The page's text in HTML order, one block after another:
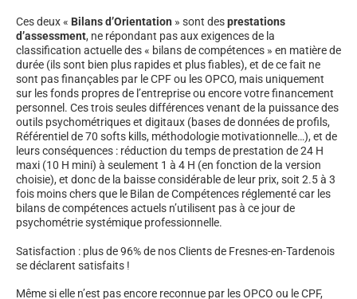
Ces deux « Bilans d’Orientation » sont desprestations
d’assessment, ne répondant pas aux exigences de la
classification actuelle des « bilans de compétences » en matière de
durée (ils sont bien plus rapides et plus fiables), et de ce fait ne
sont pas finançables par le CPF ou les OPCO, mais uniquement
sur les fonds propres de l’entreprise ou encore votre financement
personnel. Ces trois seules différences venant de la puissance des
outils psychométriques et digitaux (bases de données de profils,
Référentiel de 70 softs kills, méthodologie motivationnelle…), et de
leurs conséquences : réduction du temps de prestation de 24 H
maxi (10 H mini) à seulement 1 à 4 H (en fonction de la version
choisie), et donc de la baisse considérable de leur prix, soit 2.5 à 3
fois moins chers que le Bilan de Compétences réglementé car les
bilans de compétences actuels n’utilisent pas à ce jour de
psychométrie systémique professionnelle.
Satisfaction : plus de 96% de nos Clients de Fresnes-en-Tardenois
se déclarent satisfaits !
Même si elle n’est pas encore reconnue par les OPCO ou le CPF,